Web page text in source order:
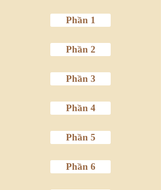
Phần 1
Phần 2
Phần 3
Phần 4
Phần 5
Phần 6